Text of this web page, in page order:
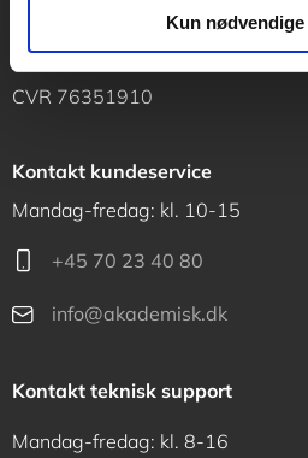
Kun
Vognmagergade 11
1120 København K
CVR 76351910
Kontakt kundeservice
Mandag-fredag: kl. 10-15
+45 70 23 40 80
info@akademisk.dk
Kontakt teknisk support
Mandag-fredag: kl. 8-16